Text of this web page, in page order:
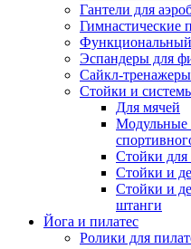
Гантели для
Гимнастические
Эспандеры для
Сайкл-тренажеры
Стойки и
Для мячей
Модульные
Стойки для
Стойки и
Стойки и
штанги
Йога и пилатес
Ролики для